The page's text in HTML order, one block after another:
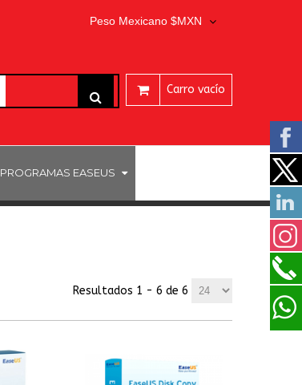
Peso Mexicano $MXN
Carro vacío
PROGRAMAS EASEUS
Resultados 1 - 6 de 6